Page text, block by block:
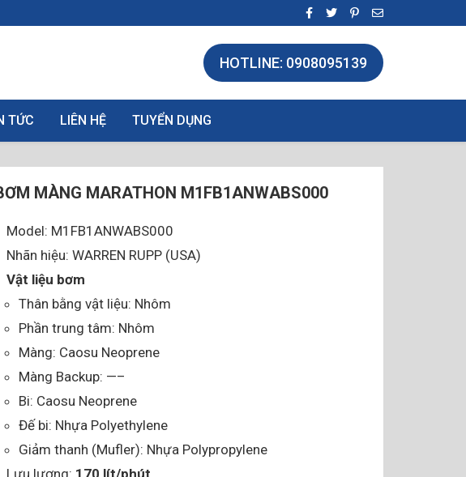
HOTLINE: 0908095139
TỨC LIÊN HỆ TUYỂN DỤNG
MÀNG MARATHON M1FB1ANWABS000
Model: M1FB1ANWABS000
Nhãn hiệu: WARREN RUPP (USA)
Vật liệu bơm
Thân bằng vật liệu: Nhôm
Phần trung tâm: Nhôm
Màng: Caosu Neoprene
Màng Backup: —–
Bi: Caosu Neoprene
Đế bi: Nhựa Polyethylene
Giảm thanh (Mufler): Nhựa Polypropylene
Lưu lượng: 170 lít/phút